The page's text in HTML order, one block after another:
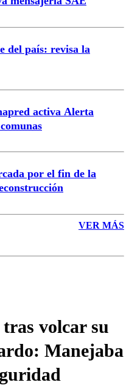
del país: revisa la
activa Alerta
por el fin de la
VER MÁS
volcar su
Manejaba